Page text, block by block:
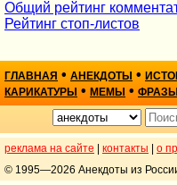
Общий рейтинг
Рейтинг стоп-листов
ГЛАВНАЯ • АНЕКДОТЫ •
КАРИКАТУРЫ • МЕМЫ • ФРАЗЫ
реклама на сайте контакты о
© 1995—2026 Анекдоты из